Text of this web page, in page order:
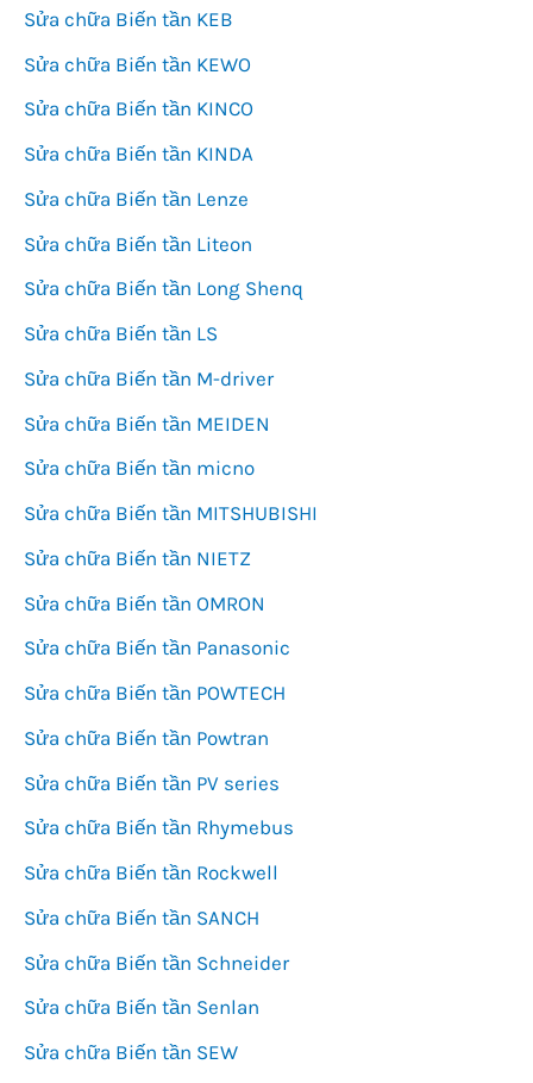
Sửa chữa Biến tần KEB
Sửa chữa Biến tần KEWO
Sửa chữa Biến tần KINCO
Sửa chữa Biến tần KINDA
Sửa chữa Biến tần Lenze
Sửa chữa Biến tần Liteon
Sửa chữa Biến tần Long Shenq
Sửa chữa Biến tần LS
Sửa chữa Biến tần M-driver
Sửa chữa Biến tần MEIDEN
Sửa chữa Biến tần micno
Sửa chữa Biến tần MITSHUBISHI
Sửa chữa Biến tần NIETZ
Sửa chữa Biến tần OMRON
Sửa chữa Biến tần Panasonic
Sửa chữa Biến tần POWTECH
Sửa chữa Biến tần Powtran
Sửa chữa Biến tần PV series
Sửa chữa Biến tần Rhymebus
Sửa chữa Biến tần Rockwell
Sửa chữa Biến tần SANCH
Sửa chữa Biến tần Schneider
Sửa chữa Biến tần Senlan
Sửa chữa Biến tần SEW